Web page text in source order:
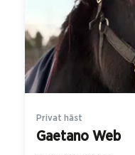
Privat häst
Gaetano Web